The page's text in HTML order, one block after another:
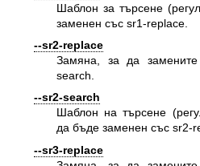
Шаблон за търсене
заменен със sr1-replace.
--sr2-replace
Замяна, за да
search.
--sr2-search
Шаблон на търсене
да бъде заменен със sr2-
--sr3-replace